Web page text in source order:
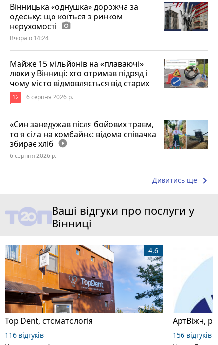
Вінницька «однушка» дорожча за
одеську: що коїться з ринком
нерухомості photo_camera
Вчора о 14:24
Майже 15 мільйонів на «плаваючі»
люки у Вінниці: хто отримав підряд і
чому місто відмовляється від старих
12 6 серпня 2026 р.
«Син занедужав після бойових травм,
то я сіла на комбайн»: відома співачка
збирає хліб play_circle_filled
6 серпня 2026 р.
Дивитись ще keyboard_arrow_right
Ваші відгуки про послуги у
Вінниці
Top Dent, стоматологія
4.6
116 відгуків
АртВіжн,
156 відгуків